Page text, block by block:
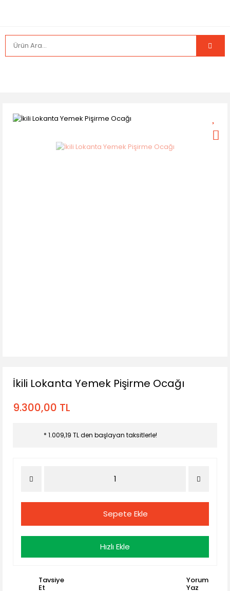
İkili Lokanta Yemek Pişirme Ocağı
9.300,00 TL
* 1.009,19 TL den başlayan taksitlerle!
Sepete Ekle
Hızlı Ekle
Tavsiye
Et
Yorum
Yaz